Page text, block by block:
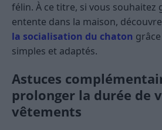
félin. À ce titre, si vous souhaitez
entente dans la maison,
la socialisation du chaton
simples et adaptés.
Astuces
prolonger la durée de
vêtements